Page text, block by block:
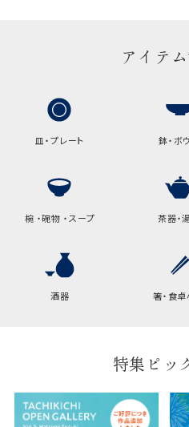
アイテ
皿・プレート 鉢・ボ
椀 ・碗物 ・スープ 茶器・
酒器 箸・食
特集ピッ